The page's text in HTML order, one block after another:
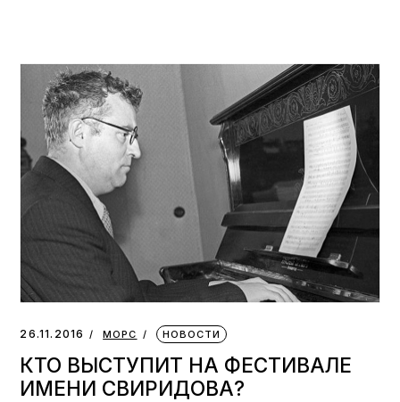
26.11.2016 МОРС НОВОСТИ
КТО ВЫСТУПИТ НА ФЕСТИВАЛЕ
ИМЕНИ СВИРИДОВА?